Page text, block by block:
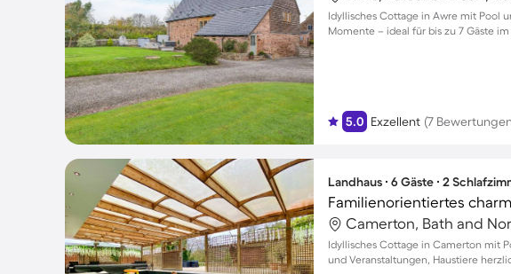
Idyllisches Cottage in Awre mit Pool
Momente – ideal für bis zu 7 Gäste
5.0 Exzellent (7
Landhaus ∙ 6 Gäste ∙ 2
Idyllisches Cottage in Camerton mit
und Veranstaltungen, Haustiere